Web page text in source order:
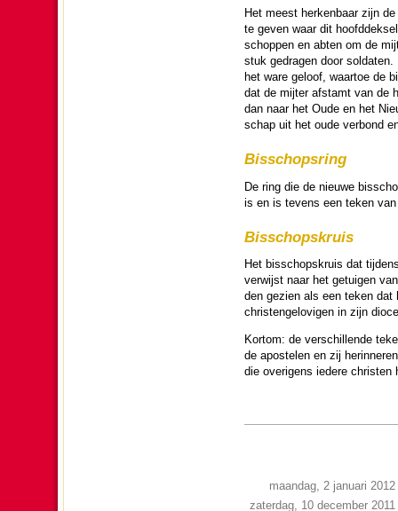
Het meest herken­baar zijn
te geven waar dit
schop­pen en abten om de
stuk gedragen door
het ware geloof, waartoe de
dat de mijter afstamt van de
dan naar het Oude en het
schap uit het oude verbond
Bis­schops­ring
De ring die de nieuwe
is en is tevens een teken
Bis­schops­kruis
Het bis­schops­kruis dat
ver­wijst naar het getuigen
den gezien als een teken dat
christen­ge­lo­vigen in zijn
Kortom: de ver­schil­lende
de apos­te­len en zij
die overigens iedere christen
maandag, 2 januari 2012
zaterdag, 10 december 2011